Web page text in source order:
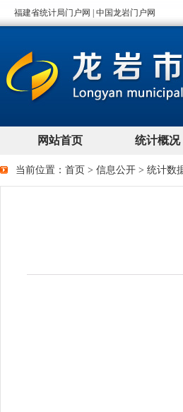
当前位置： 首页 > 信息公开 > 统计数